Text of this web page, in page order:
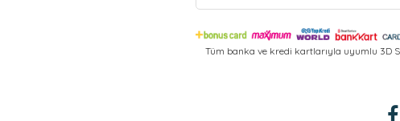
Tüm banka ve kredi kartlarıyla uyumlu 3D